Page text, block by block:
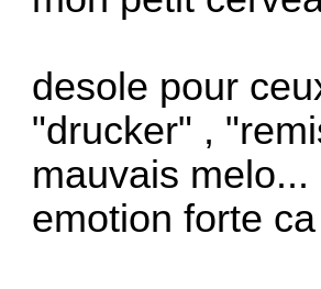
desole pour
"drucker" ,
mauvais
emotion forte